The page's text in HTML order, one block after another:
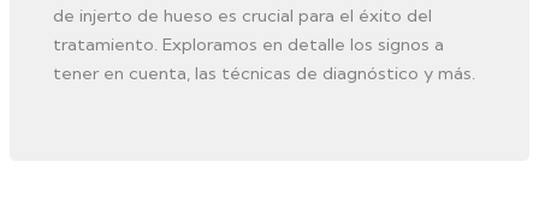
de injerto de hueso es crucial para el éxito del
tratamiento. Exploramos en detalle los signos a
tener en cuenta, las técnicas de diagnóstico y más.